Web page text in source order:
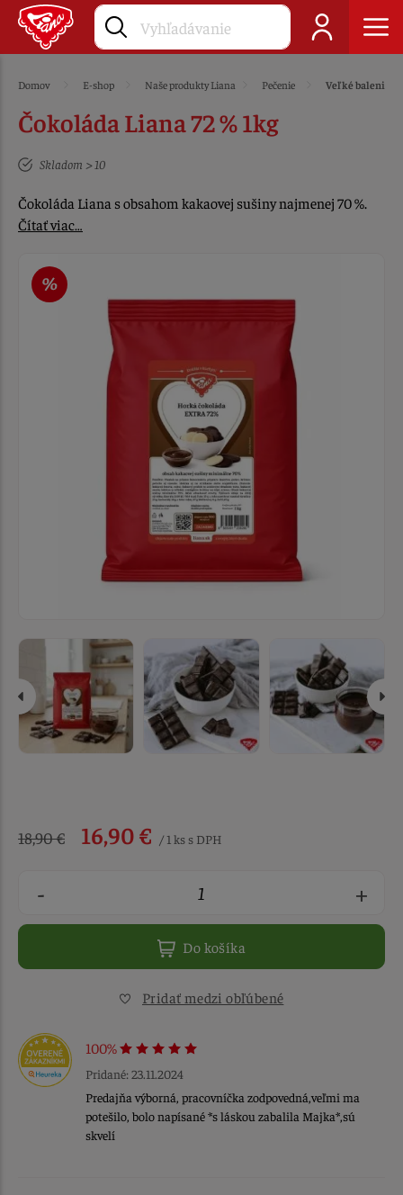
Domov E-shop Naše produkty Liana Pečenie Veľké balenie
Čokoláda Liana 72 % 1kg
Skladom > 10
Čokoláda Liana s obsahom kakaovej sušiny najmenej 70 %.
Čítať viac…
18,90 € 16,90 € / 1 ks s DPH
- +
Do košíka
Pridať medzi obľúbené
100%
Pridané: 23.11.2024
Predajňa výborná, pracovníčka zodpovedná,veľmi ma
potešilo, bolo napísané *s láskou zabalila Majka*,sú
skvelí